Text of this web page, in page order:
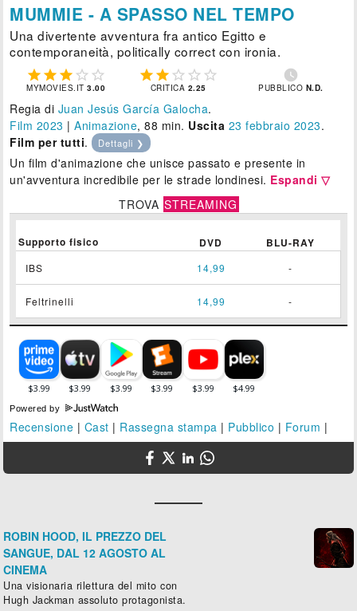
MUMMIE - A SPASSO NEL TEMPO
Una divertente avventura fra antico Egitto e
contemporaneità, politically correct con ironia.
    
MYMOVIES.IT3.00
    
CRITICA 2.25

PUBBLICO N.D.
Regia di Juan Jesús García Galocha.
Film 2023 |Animazione, 88 min. Uscita 23 febbraio 2023.
Film per tutti. Dettagli ❯
Un film d'animazione che unisce passato e presente in
un'avventura incredibile per le strade londinesi. Espandi ▽
TROVA STREAMING
Supporto fisico DVD BLU-RAY
IBS 14,99 -
Feltrinelli 14,99 -
Powered by
Recensione | Cast | Rassegna stampa | Pubblico | Forum |
ROBIN HOOD, IL PREZZO DEL
SANGUE, DAL 12 AGOSTO AL
CINEMA
Una visionaria rilettura del mito con
Hugh Jackman assoluto protagonista.